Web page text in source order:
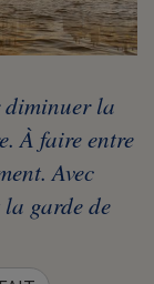
diminuer la
À faire entre
Avec
garde de